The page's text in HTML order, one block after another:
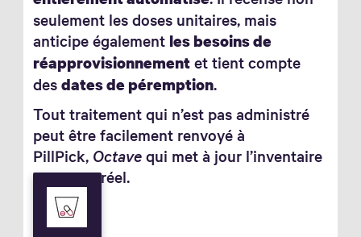
seulement les doses unitaires, mais
anticipe également les besoins de
réapprovisionnementet tient compte
des dates de péremption.
Tout traitement qui n’est pas administré
peut être facilement renvoyé à
PillPick, Octavequi met à jour l’inventaire
en temps réel.